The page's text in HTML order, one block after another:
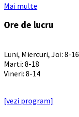
Mai multe
Ore de lucru
Luni, Miercuri, Joi: 8-16
Marti: 8-18
Vineri: 8-14
[vezi program]